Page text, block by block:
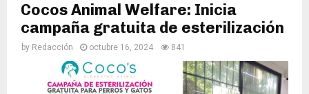
Cocos Animal Welfare: Inicia
campaña gratuita de esterilización
by Redacción octubre 16, 2024 841